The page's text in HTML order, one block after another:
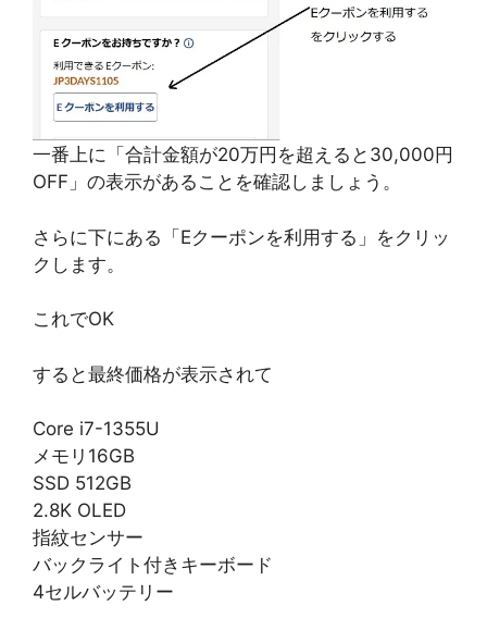
一番上に「合計金額が20万円を超えると30,000円
OFF」の表示があることを確認しましょう。
さらに下にある「Eクーポンを利用する」をクリッ
クします。
これでOK
すると最終価格が表示されて
Core i7-1355U
メモリ16GB
SSD 512GB
2.8K OLED
指紋センサー
バックライト付きキーボード
4セルバッテリー